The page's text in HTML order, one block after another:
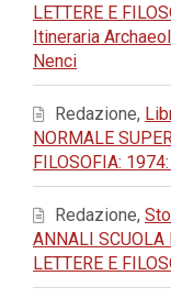
LETTERE E
Itineraria
Nenci
Redazione,
NORMALE
FILOSOFIA:
Redazione,
ANNALI SCUOLA
LETTERE E